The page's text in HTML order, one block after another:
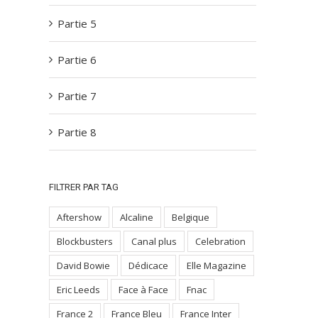
Partie 5
Partie 6
Partie 7
Partie 8
FILTRER PAR TAG
Aftershow Alcaline
Belgique
Blockbusters
Canal plus
Celebration
David Bowie
Dédicace
Elle Magazine
Eric Leeds
Face à Face
Fnac
France 2
France Bleu
France Inter